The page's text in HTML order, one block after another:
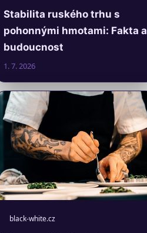
Stabilita ruského trhu s
pohonnými hmotami: Fakta a
budoucnost
1. 7. 2026
black-white.cz